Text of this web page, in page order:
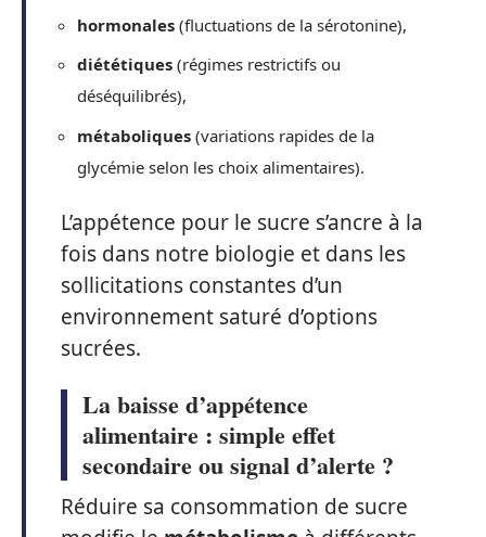
hormonales (fluctuations de la sérotonine),
diététiques (régimes restrictifs ou
déséquilibrés),
métaboliques (variations rapides de la
glycémie selon les choix alimentaires).
L’appétence pour le sucre s’ancre à la
fois dans notre biologie et dans les
sollicitations constantes d’un
environnement saturé d’options
sucrées.
La baisse d’appétence
alimentaire : simple effet
secondaire ou signal d’alerte ?
Réduire sa consommation de sucre